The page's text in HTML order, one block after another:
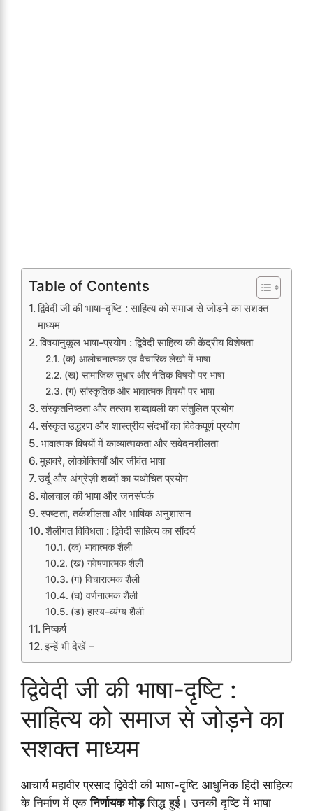
Table of Contents
द्विवेदी जी की भाषा-दृष्टि : साहित्य को समाज से जोड़ने का सशक्त
माध्यम
विषयानुकूल भाषा-प्रयोग : द्विवेदी साहित्य की केंद्रीय विशेषता
(क) आलोचनात्मक एवं वैचारिक लेखों में भाषा
(ख) सामाजिक सुधार और नैतिक विषयों पर भाषा
(ग) सांस्कृतिक और भावात्मक विषयों पर भाषा
संस्कृतनिष्ठता और तत्सम शब्दावली का संतुलित प्रयोग
संस्कृत उद्धरण और शास्त्रीय संदर्भों का विवेकपूर्ण प्रयोग
भावात्मक विषयों में काव्यात्मकता और संवेदनशीलता
मुहावरे, लोकोक्तियाँ और जीवंत भाषा
उर्दू और अंग्रेज़ी शब्दों का यथोचित प्रयोग
बोलचाल की भाषा और जनसंपर्क
स्पष्टता, तर्कशीलता और भाषिक अनुशासन
शैलीगत विविधता : द्विवेदी साहित्य का सौंदर्य
(क) भावात्मक शैली
(ख) गवेषणात्मक शैली
(ग) विचारात्मक शैली
(घ) वर्णनात्मक शैली
(ङ) हास्य–व्यंग्य शैली
निष्कर्ष
इन्हें भी देखें –
द्विवेदी जी की भाषा-दृष्टि :
साहित्य को समाज से जोड़ने का
सशक्त माध्यम
आचार्य महावीर प्रसाद द्विवेदी की भाषा-दृष्टि आधुनिक हिंदी साहित्य
के निर्माण में एकनिर्णायक मोड़सिद्ध हुई। उनकी दृष्टि में भाषा